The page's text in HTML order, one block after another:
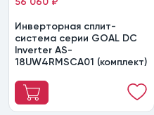
Инверторная сплит-
система серии GOAL DC
Inverter AS-
18UW4RMSCA01 (комплект)